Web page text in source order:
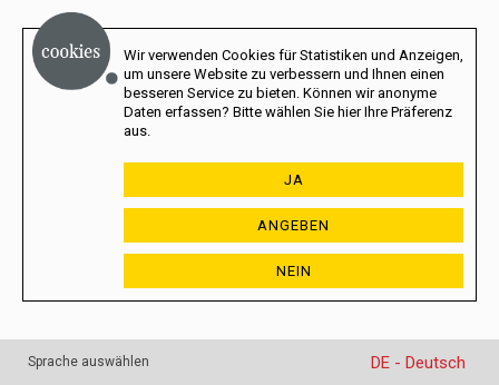
Wir verwenden Cookies für Statistiken und Anzeigen,
um unsere Website zu verbessern und Ihnen einen
besseren Service zu bieten. Können wir anonyme
Daten erfassen? Bitte wählen Sie hier Ihre Präferenz
aus.
JA
ANGEBEN
NEIN
Sprache auswählen DE - Deutsch